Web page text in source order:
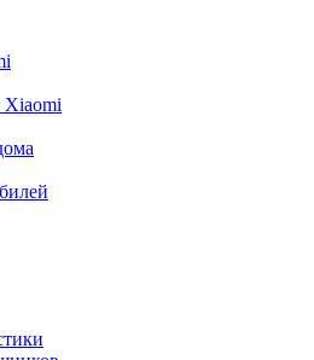
Xiaomi